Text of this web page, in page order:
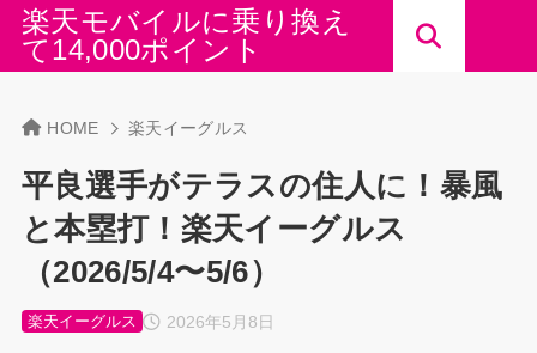
楽天モバイルに乗り換え
て14,000ポイント
HOME 楽天イーグルス
平良選手がテラスの住人に！暴風
と本塁打！楽天イーグルス
（2026/5/4〜5/6）
2026年5月8日
楽天イーグルス